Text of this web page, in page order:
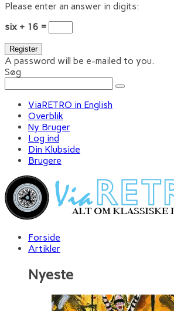
Please enter an answer in digits:
six + 16 =
A password will be e-mailed to you.
Søg
ViaRETRO in English
Overblik
Ny Bruger
Log ind
Din Klubside
Brugere
Forside
Artikler
Nyeste